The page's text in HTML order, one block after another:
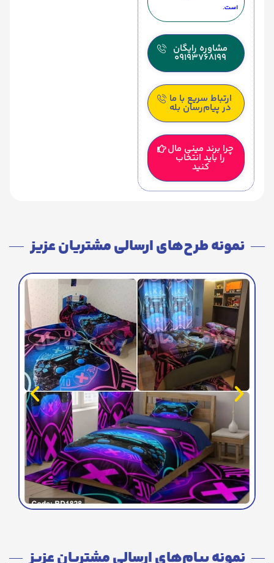
است.
مشاوره رایگان
09193768199
ارتباط سریع با ما
در پیام‌رسان بله
چرا برند مینی مال
را باید انتخاب
کنید
نمونه طرح‌های ارسالی مشتریان عزیز